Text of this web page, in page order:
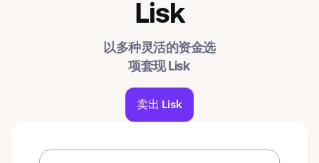
Lisk
以多种灵活的资金选
项套现 Lisk
卖出 Lisk